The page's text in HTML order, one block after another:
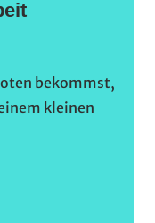
bekommst,
kleinen